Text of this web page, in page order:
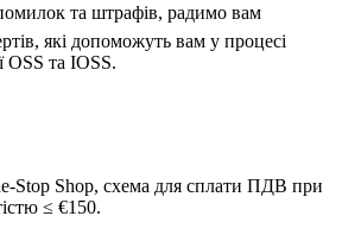
та штрафів, радимо вам
які допоможуть вам у процесі
OSS та IOSS.
Stop Shop, схема для сплати ПДВ при
≤ €150.